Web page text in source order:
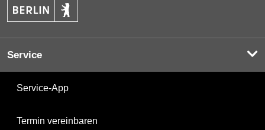
Service
Service-App
Termin vereinbaren